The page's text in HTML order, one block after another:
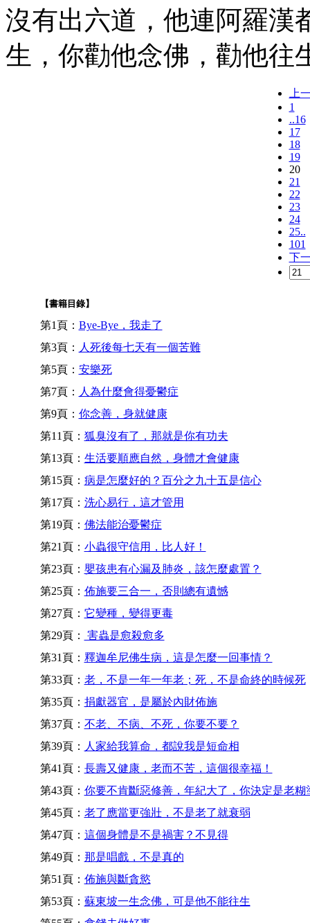
沒有出六道，他連阿羅漢
生，你勸他念佛，勸他往
上
1
..16
17
18
19
20
21
22
23
24
25..
101
下
【書籍目錄】
第1頁： Bye-Bye，我走了
第3頁： 人死後每七天有一個苦難
第5頁： 安樂死
第7頁： 人為什麼會得憂鬱症
第9頁： 你念善，身就健康
第11頁： 狐臭沒有了，那就是你有功夫
第13頁： 生活要順應自然，身體才會健康
第15頁： 病是怎麼好的？百分之九十五是信心
第17頁： 洗心易行，這才管用
第19頁： 佛法能治憂鬱症
第21頁： 小蟲很守信用，比人好！
第23頁： 嬰孩患有心漏及肺炎，該怎麼處置？
第25頁： 佈施要三合一，否則總有遺憾
第27頁： 它變種，變得更毒
第29頁：
害蟲是愈殺愈多
第31頁： 釋迦牟尼佛生病，這是怎麼一回事情？
第33頁： 老，不是一年一年老；死，不是命終的時候死
第35頁： 捐獻器官，是屬於內財佈施
第37頁： 不老、不病、不死，你要不要？
第39頁： 人家給我算命，都說我是短命相
第41頁： 長壽又健康，老而不苦，這個很幸福！
第43頁： 你要不肯斷惡修善，年紀大了，你決定是老糊
第45頁： 老了應當更強壯，不是老了就衰弱
第47頁： 這個身體是不是禍害？不見得
第49頁： 那是唱戲，不是真的
第51頁： 佈施與斷貪慾
第53頁： 蘇東坡一生念佛，可是他不能往生